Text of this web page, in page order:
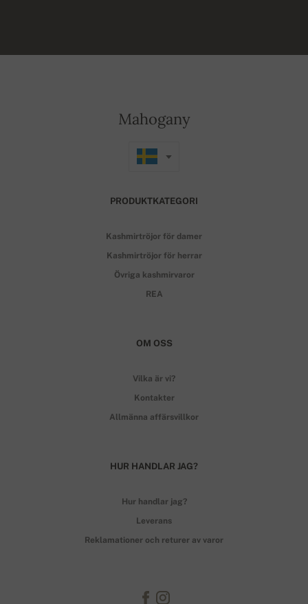
Mahogany
PRODUKTKATEGORI
Kashmirtröjor för damer
Kashmirtröjor för herrar
Övriga kashmirvaror
REA
OM OSS
Vilka är vi?
Kontakter
Allmänna affärsvillkor
HUR HANDLAR JAG?
Hur handlar jag?
Leverans
Reklamationer och returer av varor